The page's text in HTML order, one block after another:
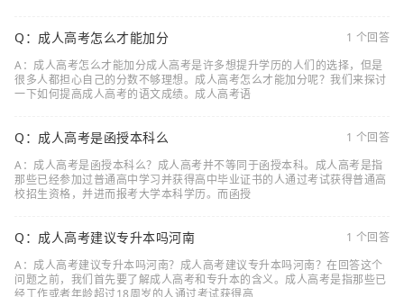
Q：成人高考怎么才能加分
1 个回答
A：成人高考怎么才能加分成人高考是许多想提升学历的人们的选择，但是
很多人都担心自己的分数不够理想。成人高考怎么才能加分呢？我们来探讨
一下如何提高成人高考的语文成绩。成人高考语
Q：成人高考是函授本科么
1 个回答
A：成人高考是函授本科么？成人高考并不等同于函授本科。成人高考是指
那些已经参加过普通高中学习并获得高中毕业证书的人通过考试获得普通高
校招生资格，并进而报考大学本科学历。而函授
Q：成人高考建议专升本吗河南
1 个回答
A：成人高考建议专升本吗河南？成人高考建议专升本吗河南？在回答这个
问题之前，我们首先要了解成人高考和专升本的含义。成人高考是指那些已
经工作或者年龄超过18周岁的人通过考试获得高